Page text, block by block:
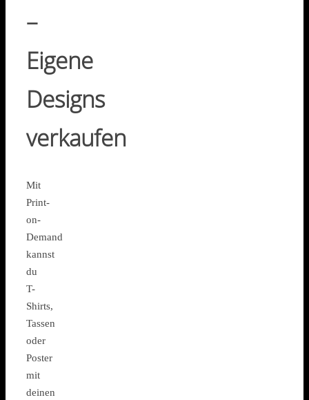
–
Eigene
Designs
verkaufen
Mit
Print-
on-
Demand
kannst
du
T-
Shirts,
Tassen
oder
Poster
mit
deinen